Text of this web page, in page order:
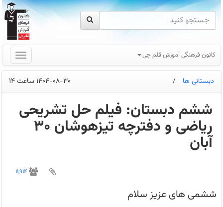
کانون فرهنگی آموزش قلم چی
دبستانی ها / 1404-08-30 ساعت 14
ششم دبستان: فیلم حل تشریحی
ریاضی و دفترچه تیزهوشان 30
آبان
تحلیل
آزمون
11,914
ششمی های عزیز سلام